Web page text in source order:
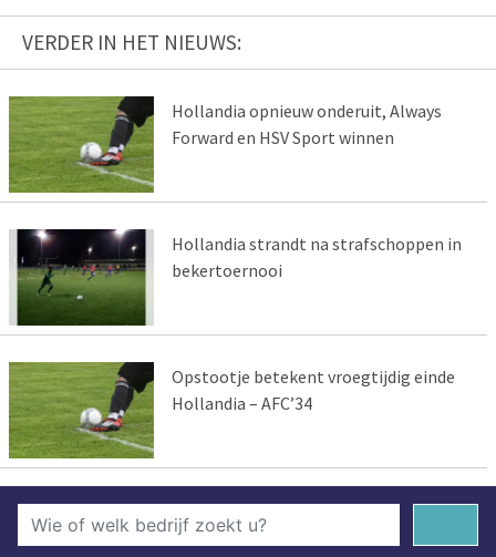
VERDER IN HET NIEUWS:
Hollandia opnieuw onderuit, Always
Forward en HSV Sport winnen
Hollandia strandt na strafschoppen in
bekertoernooi
Opstootje betekent vroegtijdig einde
Hollandia – AFC’34